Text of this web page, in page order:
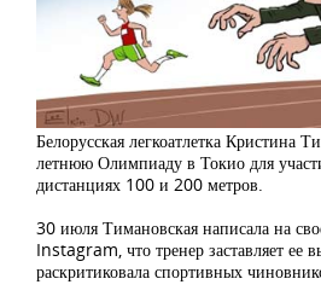
Белорусская легкоатлетка Кристина
летнюю Олимпиаду в Токио для
дистанциях 100 и 200 метров.
30 июля Тимановская написала на
Instagram, что тренер заставляет ее
раскритиковала спортивных